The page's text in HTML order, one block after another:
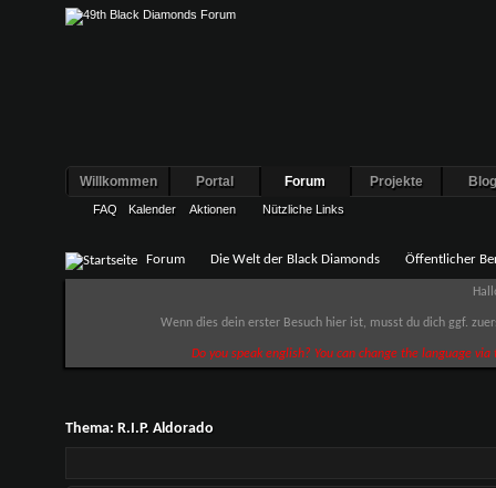
Willkommen Portal Forum
FAQ Kalender Aktionen Nützliche Links
Projekte
Forum Die Welt der Black Diamonds Öffentlicher
Wenn dies dein erster Besuch hier ist, musst du dich ggf.
Do you speak english? You can change the language
Thema: R.I.P. Aldorado